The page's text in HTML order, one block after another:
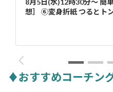
想］ ⑥変身折紙 つるとト
♦おすすめコーチン